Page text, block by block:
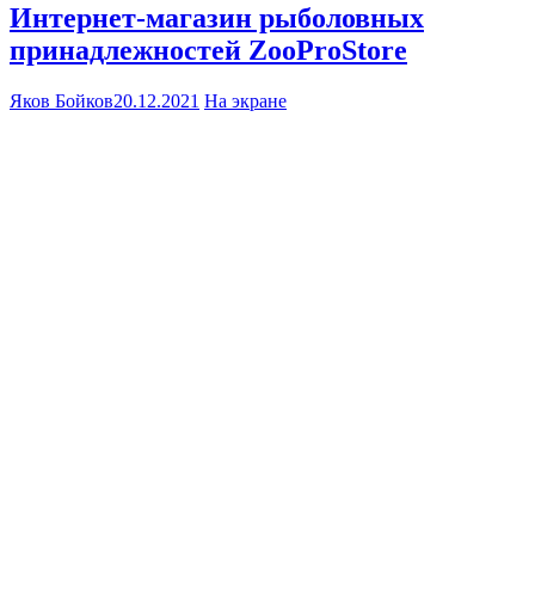
Интернет-магазин рыболовных
принадлежностей ZooProStore
Яков Бойков20.12.2021 На экране